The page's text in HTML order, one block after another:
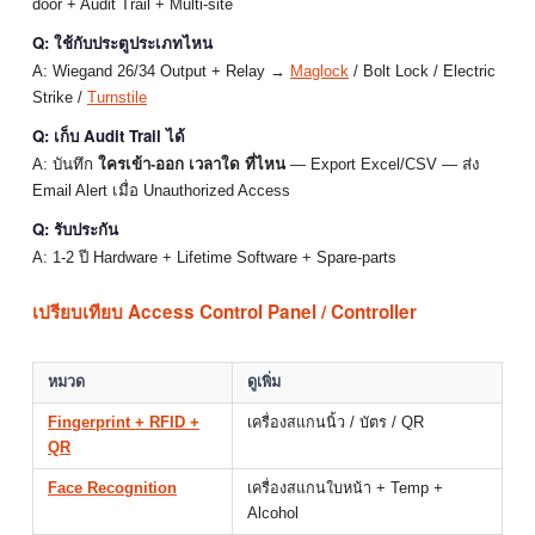
door + Audit Trail + Multi-site
Q: ใช้กับประตูประเภทไหน
A: Wiegand 26/34 Output + Relay → Maglock / Bolt Lock / Electric
Strike / Turnstile
Q: เก็บ Audit Trail ได้
A: บันทึก ใครเข้า-ออก เวลาใด ที่ไหน— Export Excel/CSV — ส่ง
Email Alert เมื่อ Unauthorized Access
Q: รับประกัน
A: 1-2 ปี Hardware + Lifetime Software + Spare-parts
เปรียบเทียบ Access Control Panel / Controller
หมวด ดูเพิ่ม
Fingerprint + RFID +
QR
เครื่องสแกนนิ้ว / บัตร / QR
Face Recognition
เครื่องสแกนใบหน้า + Temp +
Alcohol